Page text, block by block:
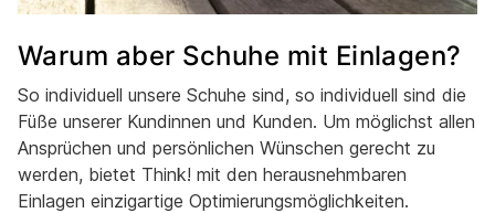
Warum aber Schuhe mit Einlagen?
So individuell unsere Schuhe sind, so individuell sind die
Füße unserer Kundinnen und Kunden. Um möglichst allen
Ansprüchen und persönlichen Wünschen gerecht zu
werden, bietet Think! mit den herausnehmbaren
Einlagen einzigartige Optimierungsmöglichkeiten.